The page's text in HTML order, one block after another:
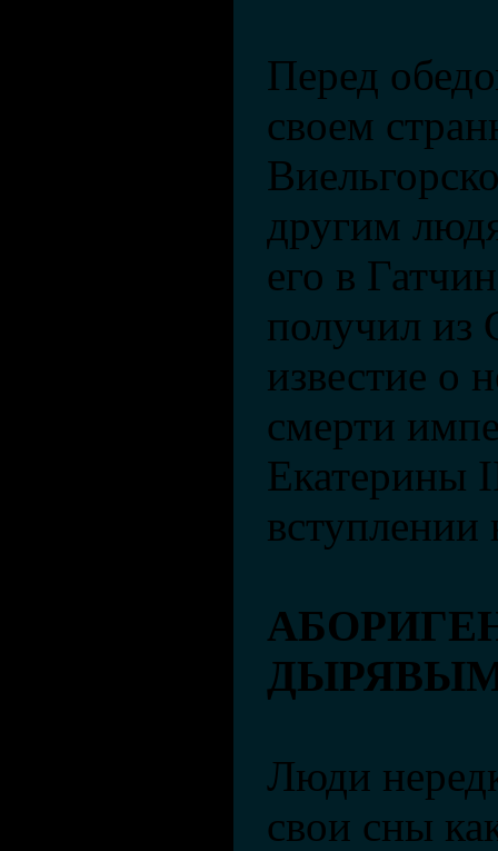
Перед
своем
другим
его в
получил из
известие о
смерти
Екатерины
вступлении
Люди
свои сны